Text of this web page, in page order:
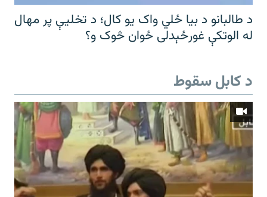
د طالبانو د بیا ځلي واک یو کال؛ د تخلیې پر مهال
له الوتکې غورځېدلی ځوان څوک و؟
د کابل سقوط